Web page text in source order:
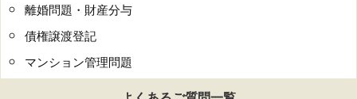
離婚問題・財産分与
債権譲渡登記
マンション管理問題